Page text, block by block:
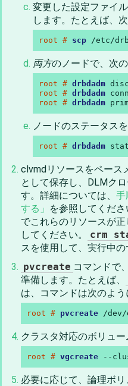
変更した設定ファイ
します。たとえば、
root # scp /etc/
両方のノードで、次
root # drbdadm
root # drbdadm
root # drbdadm
ノードのステータス
root # drbdadm
clvmdリソースをペース
として保存し、DLMク
す。詳細については、 手
する」 を参照してくだ
でこれらのリソースが
してください。
crm
スを使用して、実行中の
pvcreate コマンドで
準備します。たとえば、
は、コマンドは次のよう
root # pvcreate /dev/
クラスタ対応のボリュー
root # vgcreate --
必要に応じて、論理ボ